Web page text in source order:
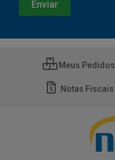
Meus Pedidos
Notas Fiscais